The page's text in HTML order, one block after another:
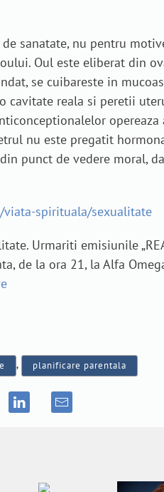
sanatate, nu pentru
Oul este eliberat din
se cuibareste in
reala si peretii
nu este pregatit
punct de vedere moral,
spirituala/sexualitate
Urmariti emisiunile
de la ora 21, la Alfa
, planificare parentala